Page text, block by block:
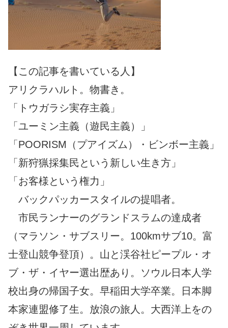
【この記事を書いている人】
アリクラハルト。物書き。
「トウガラシ実存主義」
「ユーミン主義（遊民主義）」
「POORISM（プアイズム）・ビンボー主義」
「新狩猟採集民という新しい生き方」
「お客様という権力」
バックパッカースタイルの提唱者。
市民ランナーのグランドスラムの達成者
（マラソン・サブスリー。100kmサブ10。富
士登山競争登頂）。山と渓谷社ピープル・オ
ブ・ザ・イヤー選出歴あり。ソウル日本人学
校出身の帰国子女。早稲田大学卒業。日本脚
本家連盟修了生。放浪の旅人。大西洋上をの